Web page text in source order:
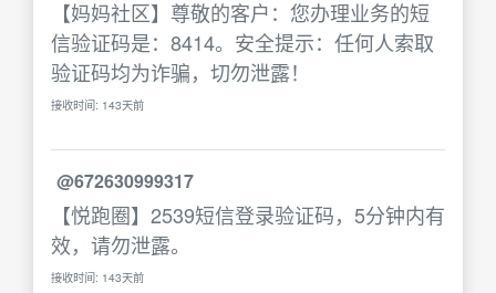
【妈妈社区】尊敬的客户：您办理业务的短
信验证码是：8414。安全提示：任何人索取
验证码均为诈骗，切勿泄露！
接收时间: 143天前
@672630999317
【悦跑圈】2539短信登录验证码，5分钟内有
效，请勿泄露。
接收时间: 143天前